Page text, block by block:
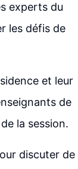
experts du
les défis de
et leur
de
la session.
discuter de